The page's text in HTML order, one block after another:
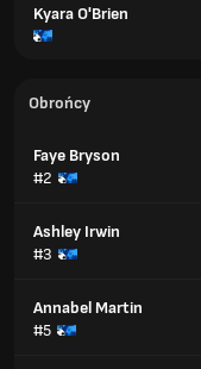
Kyara O'Brien
Obrońcy
Faye Bryson
#2
Ashley Irwin
#3
Annabel Martin
#5